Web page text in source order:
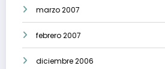
marzo 2007
febrero 2007
diciembre 2006